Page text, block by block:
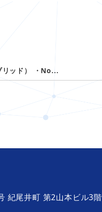
リッド） ・No...
紀尾井町 第2山本ビル3階